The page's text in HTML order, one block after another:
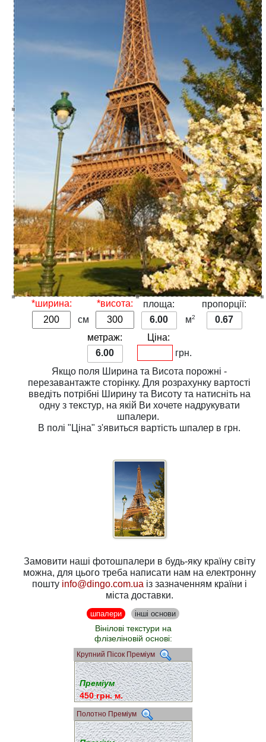
*ширина:
см
*висота:
площа:
6.00
м2
пропорції:
0.67
метраж:
6.00
Ціна:
грн.
Якщо поля Ширина та Висота порожні -
перезавантажте сторінку. Для розрахунку вартості
введіть потрібні Ширинута Висотута натисніть на
одну з текстур, на якій Ви хочете надрукувати
шпалери.
В полі"Ціна" з'явиться вартість шпалер в грн.
Замовити наші фотошпалери в будь-яку країну світу
можна, для цього треба написати нам на електронну
пошту info@dingo.com.ua із зазначенням країни і
міста доставки.
шпалери інші основи
Вінілові текстури на
флізеліновій основі:
Крупний Пісок Преміум
Преміум
450 грн. м.
Полотно Преміум